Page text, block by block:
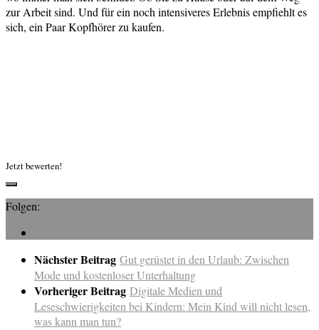
zur Arbeit sind. Und für ein noch intensiveres Erlebnis empfiehlt es
sich, ein Paar Kopfhörer zu kaufen.
Jetzt bewerten!
Folgen:
Nächster Beitrag Gut gerüstet in den Urlaub: Zwischen
Mode und kostenloser Unterhaltung
Vorheriger Beitrag Digitale Medien und
Leseschwierigkeiten bei Kindern: Mein Kind will nicht lesen,
was kann man tun?